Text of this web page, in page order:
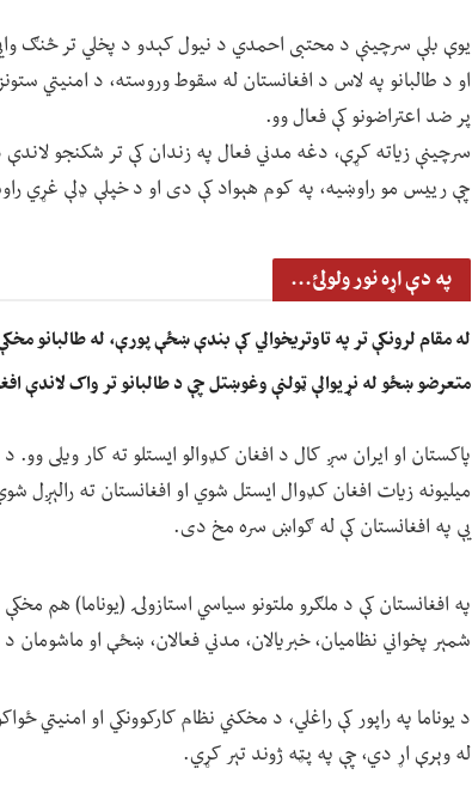
یوې بلې سرچینې د محتبی احمدي د نیول کېدو د پخلي تر څنګ
او د طالبانو په لاس د افغانستان له سقوط وروسته، د امنیتي
پر ضد اعتراضونو کې فعال وو.
سرچینې زیاته کړې، دغه مدني فعال په زندان کې تر شکنجو
چې رییس مو راوښیه، په کوم هېواد کې دی او د خپلې ډلې غړي
په دې اړه نور ولولئ...
له مقام لرونکې تر په تاوتریخوالي کې بندې ښځې پورې، له طالبانو
متعرضو ښځو له نړیوالې ټولنې وغوښتل چې د طالبانو تر واک لاندې
میلیونه زیات افغان کډوال ایستل شوي او افغانستان ته
یې په افغانستان کې له ګواښ سره مخ دی.
په افغانستان کې د ملګرو ملتونو سیاسي استازولۍ (یوناما) هم
شمېر پخواني نظامیان، خبریالان، مدني فعالان، ښځې او
د یوناما په راپور کې راغلي، د مخکني نظام کارکوونکي او امنیتي
له وېرې اړ دي، چې په پټه ژوند تېر کړي.